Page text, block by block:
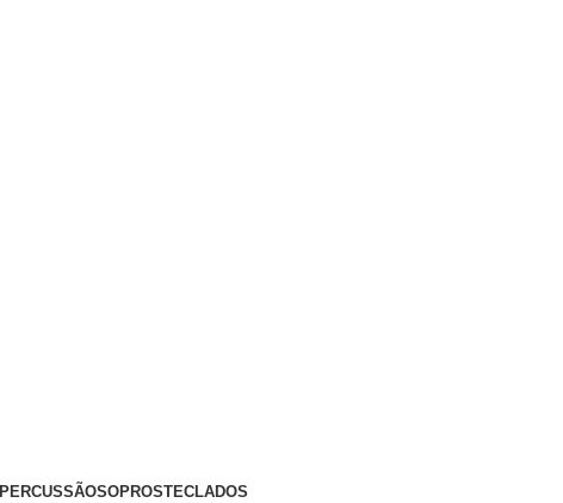
PERCUSSÃOSOPROSTECLADOS